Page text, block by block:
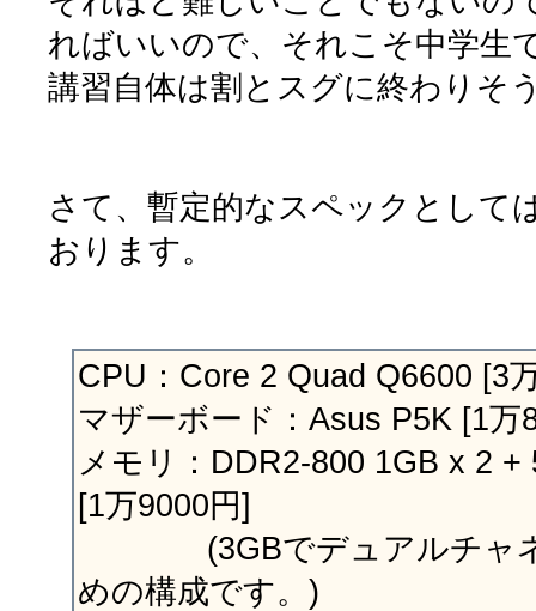
ればいいので、それこそ中学生
講習自体は割とスグに終わりそ
さて、暫定的なスペックとして
おります。
CPU：Core 2 Quad Q6600 [3
マザーボード：Asus P5K [1万
メモリ：DDR2-800 1GB x 2 +
[1万9000円]
(3GBでデュアルチャネ
めの構成です。)